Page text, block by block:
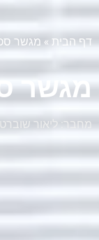
דף הבית » מגשר
מגשר
מחבר: ליאור שוברט